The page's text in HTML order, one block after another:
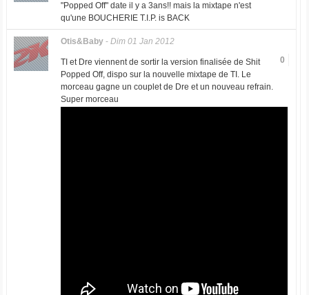
"Popped Off" date il y a 3ans!! mais la mixtape n'est
qu'une BOUCHERIE T.I.P. is BACK
Otis&Baby- Dim 01 Jan 2012
0
TI et Dre viennent de sortir la version finalisée de Shit
Popped Off, dispo sur la nouvelle mixtape de TI. Le
morceau gagne un couplet de Dre et un nouveau refrain.
Super morceau